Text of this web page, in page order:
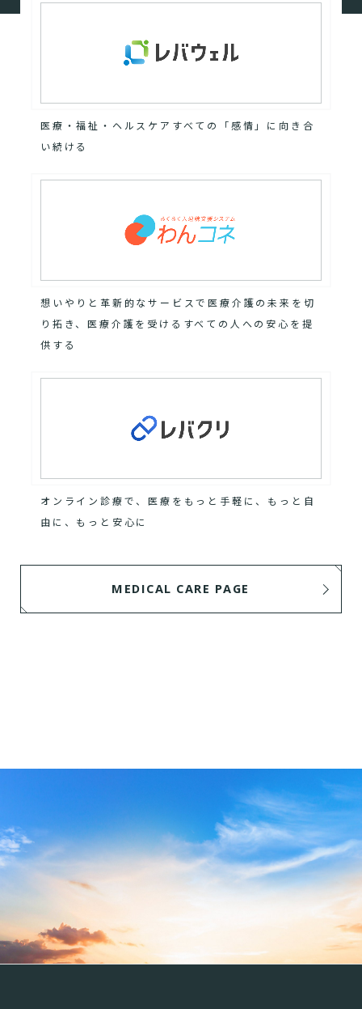
医療・福祉・ヘルスケアすべての「感情」に向き合
い続ける
想いやりと革新的なサービスで医療介護の未来を切
り拓き、医療介護を受けるすべての人への安心を提
供する
オンライン診療で、医療をもっと手軽に、もっと自
由に、もっと安心に
MEDICAL CARE PAGE